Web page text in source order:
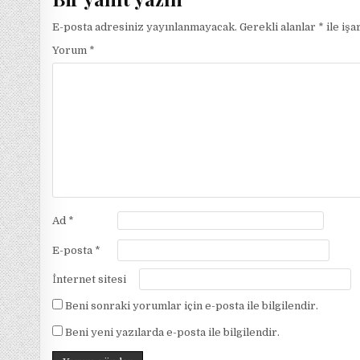
E-posta adresiniz yayınlanmayacak. Gerekli alanlar * ile
Yorum *
Ad *
E-posta *
İnternet sitesi
Beni sonraki yorumlar için e-posta ile bilgilendir.
Beni yeni yazılarda e-posta ile bilgilendir.